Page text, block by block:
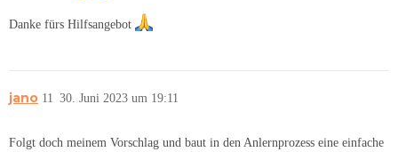
Danke fürs Hilfsangebot
jano 30. Juni 2023 um 19:11
11
Folgt doch meinem Vorschlag und baut in den Anlernprozess eine einfache